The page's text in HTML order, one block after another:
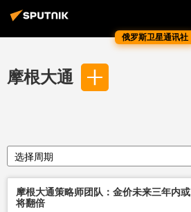
俄罗斯卫星通讯社
摩根大通
选择周期
摩根大通策略师团队：金价未来三年内或
将翻倍